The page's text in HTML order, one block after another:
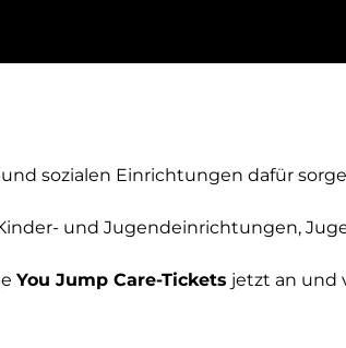
sozialen Einrichtungen dafür
und Jugendeinrichtungen,
You Jump Care-Tickets jetzt an und